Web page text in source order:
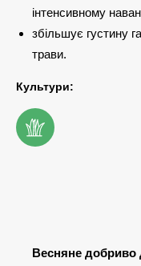
інтенсивному
збільшує густину
трави.
Культури:
Весняне добриво